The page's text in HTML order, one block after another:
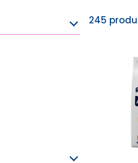
245